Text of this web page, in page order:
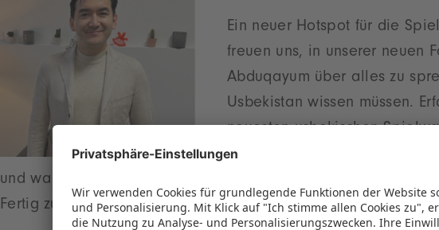
Ein neuer Hotspot für die
freuen uns, in unserer neuen
Abduqayum über alles zu
Usbekistan wissen müssen.
neuesten usbekischen
Produktgruppen im Land am
und was Sie im usbekischen Pavillon auf der diesjährigen
Fertig zum Abflug nach Usbekistan?